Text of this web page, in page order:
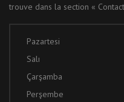
trouve dans la section «
Pazartesi
Salı
Çarşamba
Perşembe